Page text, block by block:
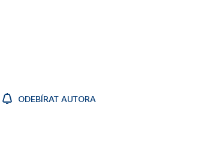
ODEBÍRAT AUTORA